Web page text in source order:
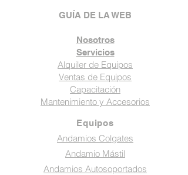
GUÍA DE LA WEB
Nosotros
Servicios
Alquiler de Equipos
Ventas de Equipos
Capacitación
Mantenimiento y Accesorios
Equipos
Andamios Colgates
Andamio Mástil
Andamios Autosoportados